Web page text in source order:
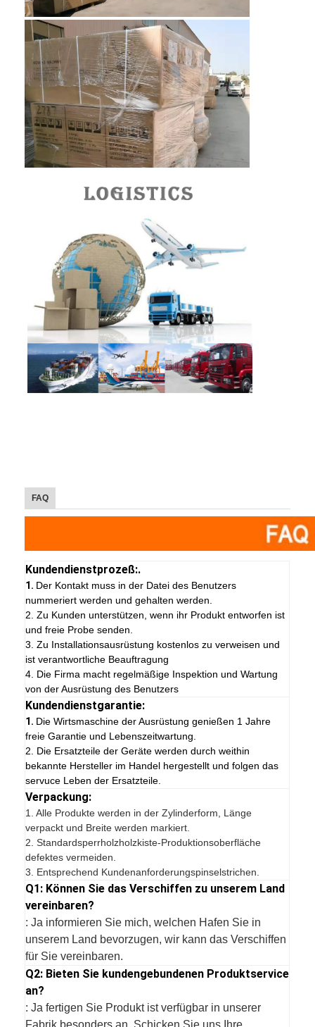
FAQ
Kundendienstprozeß:.
1. Der Kontakt muss in der Datei des Benutzers
nummeriert werden und gehalten werden.
2. Zu Kunden unterstützen, wenn ihr Produkt entworfen ist
und freie Probe senden.
3. Zu Installationsausrüstung kostenlos zu verweisen und
ist verantwortliche Beauftragung
4. Die Firma macht regelmäßige Inspektion und Wartung
von der Ausrüstung des Benutzers
Kundendienstgarantie:
1. Die Wirtsmaschine der Ausrüstung genießen 1 Jahre
freie Garantie und Lebenszeitwartung.
2. Die Ersatzteile der Geräte werden durch weithin
bekannte Hersteller im Handel hergestellt und folgen das
servuce Leben der Ersatzteile.
Verpackung:
1.Alle Produkte werden in der Zylinderform, Länge
verpackt und Breite werden markiert.
2. Standardsperrholzholzkiste-Produktionsoberfläche
defektes vermeiden.
3. Entsprechend Kundenanforderungspinselstrichen.
Q1: Können Sie das Verschiffen zu unserem Land
vereinbaren?
: Ja informieren Sie mich, welchen Hafen Sie in
unserem Land bevorzugen, wir kann das Verschiffen
für Sie vereinbaren.
Q2: Bieten Sie kundengebundenen Produktservice
an?
: Ja fertigen Sie Produkt ist verfügbar in unserer